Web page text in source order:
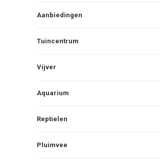
Aanbiedingen
Tuincentrum
Vijver
Aquarium
Reptielen
Pluimvee